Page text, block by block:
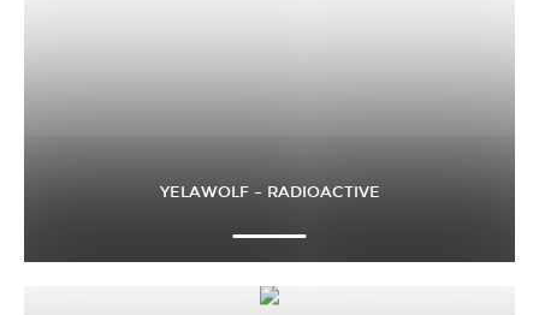
YELAWOLF – RADIOACTIVE